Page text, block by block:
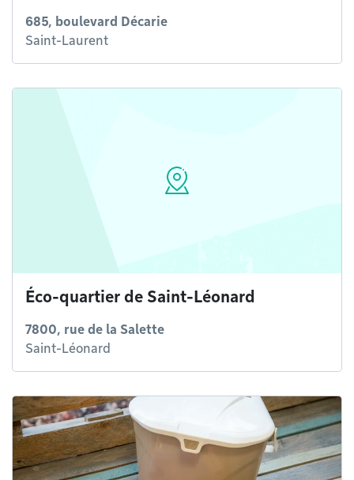
685, boulevard Décarie
Saint-Laurent
Éco-quartier de Saint-Léonard
7800, rue de la Salette
Saint-Léonard